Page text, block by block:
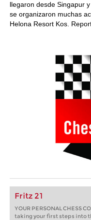
llegaron desde Singapur
se organizaron muchas
Helona Resort Kos.
Fritz 21
YOUR PERSONAL CHESS
taking your first steps into